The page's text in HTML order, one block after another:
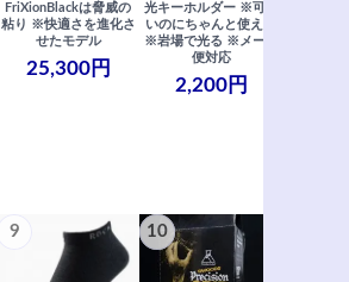
FriXionBlackは脅威の
粘り ※快適さを進化さ
せたモデル
25,300円
光キーホルダー ※可愛
いのにちゃんと使える
※岩場で光る ※メール
便対応
2,200円
9 10